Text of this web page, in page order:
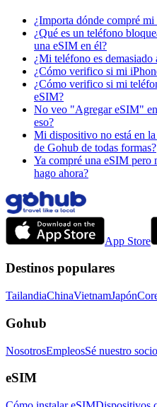
¿Importa dónde compré mi
¿Qué es un teléfono
una eSIM en él?
¿Mi teléfono es
¿Cómo verifico si mi
¿Cómo verifico si mi
eSIM?
No veo "Agregar eSIM"
eso?
Mi dispositivo no está en
de Gohub de todas formas?
Ya compré una eSIM pero
hago ahora?
App Store
Destinos populares
TailandiaChinaVietnamJapón
Gohub
NosotrosEmpleosSé nuestro socio
eSIM